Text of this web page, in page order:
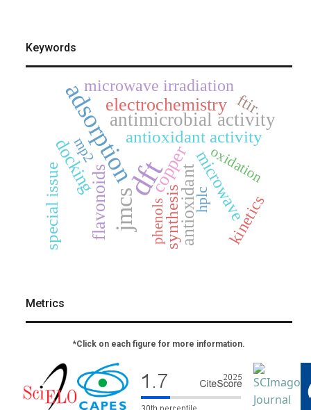
Keywords
dft
adsorption
jmcs
antimicrobial activity
copper
antioxidant
electrochemistry
flavonoids
docking antioxidant activity
microwave
synthesis
special issue kinetics
microwave irradiation
ftir
hplc
oxidation
mp2
phenols
Metrics
*Click on each figure for more information.